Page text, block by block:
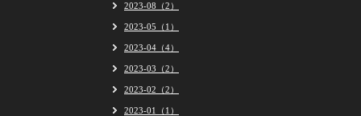
2023-08（2）
2023-05（1）
2023-04（4）
2023-03（2）
2023-02（2）
2023-01（1）